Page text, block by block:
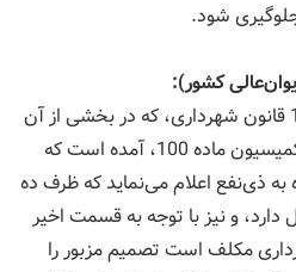
شود.
كشور):
با توجه به تبصره یك ماده 100 قانون شهرداری، كه در بخشی از آن
پس از طرح پرونده تخلف در كمیسیون ماده 100، آمده است كه
ذی‌نفع اعلام می‌نماید كه ظرف ده
دارد، و نیز با توجه به قسمت اخیر
مكلف است تصمیم مزبور را